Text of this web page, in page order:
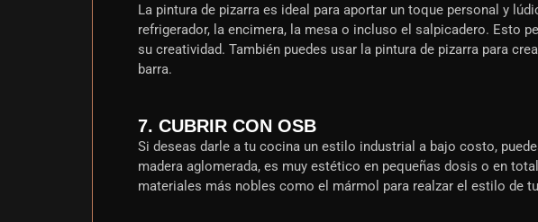
La pintura de pizarra es ideal para aportar un toque personal y
refrigerador, la encimera, la mesa o incluso el salpicadero. Esto
su creatividad. También puedes usar la pintura de pizarra para
barra.
7. CUBRIR CON OSB
Si deseas darle a tu cocina un estilo industrial a bajo costo,
madera aglomerada, es muy estético en pequeñas dosis o en
materiales más nobles como el mármol para realzar el estilo de